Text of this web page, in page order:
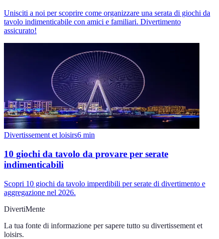
Unisciti a noi per scoprire come organizzare una serata di giochi da
tavolo indimenticabile con amici e familiari. Divertimento
assicurato!
Divertissement et loisirs6 min
10 giochi da tavolo da provare per serate
indimenticabili
Scopri 10 giochi da tavolo imperdibili per serate di divertimento e
aggregazione nel 2026.
DivertiMente
La tua fonte di informazione per sapere tutto su divertissement et
loisirs.